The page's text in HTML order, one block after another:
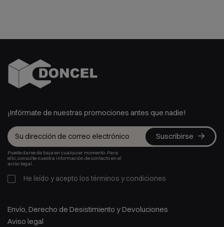
¡Infórmate de nuestras promociones antes que nadie!
Suscribirse
Puede darse de baja en cualquier momento. Para
ello, consulte nuestra información de contacto en el
aviso legal.
He leído y acepto los términos y condiciones
Envío, Derecho de Desistimiento y Devoluciones
Aviso legal